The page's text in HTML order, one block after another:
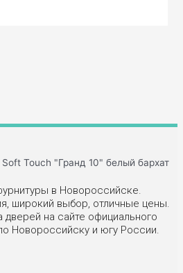
в Новороссийске.
широкий выбор, отличные цены.
дверей на сайте официального
Новороссийску и югу России.